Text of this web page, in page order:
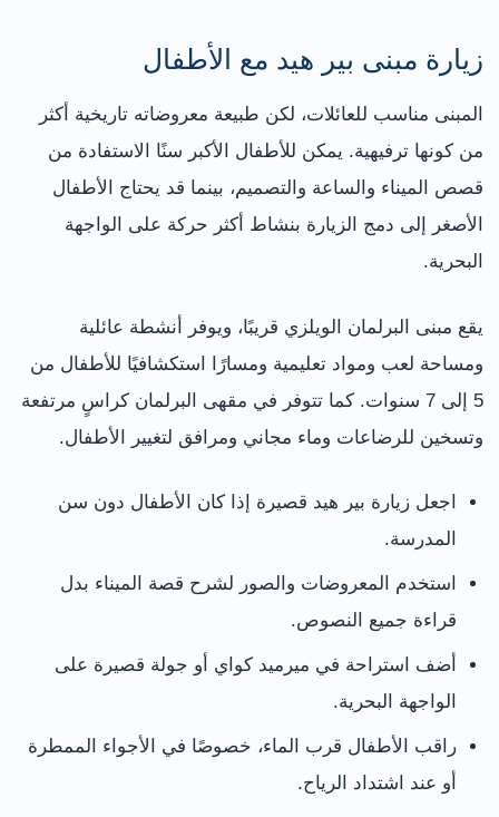
زيارة مبنى بير هيد مع الأطفال
المبنى مناسب للعائلات، لكن طبيعة معروضاته تاريخية أكثر
من كونها ترفيهية. يمكن للأطفال الأكبر سنًا الاستفادة من
قصص الميناء والساعة والتصميم، بينما قد يحتاج الأطفال
الأصغر إلى دمج الزيارة بنشاط أكثر حركة على الواجهة
البحرية.
يقع مبنى البرلمان الويلزي قريبًا، ويوفر أنشطة عائلية
ومساحة لعب ومواد تعليمية ومسارًا استكشافيًا للأطفال من
5 إلى 7 سنوات. كما تتوفر في مقهى البرلمان كراسٍ مرتفعة
وتسخين للرضاعات وماء مجاني ومرافق لتغيير الأطفال.
اجعل زيارة بير هيد قصيرة إذا كان الأطفال دون سن
المدرسة.
استخدم المعروضات والصور لشرح قصة الميناء بدل
قراءة جميع النصوص.
أضف استراحة في ميرميد كواي أو جولة قصيرة على
الواجهة البحرية.
راقب الأطفال قرب الماء، خصوصًا في الأجواء الممطرة
أو عند اشتداد الرياح.